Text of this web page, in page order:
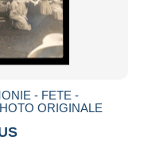
- FETE -
ORIGINALE